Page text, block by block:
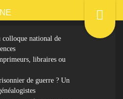
colloque national de
libraires ou
de guerre ? Un